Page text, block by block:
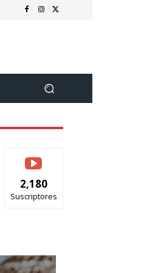
2,180
Suscriptores